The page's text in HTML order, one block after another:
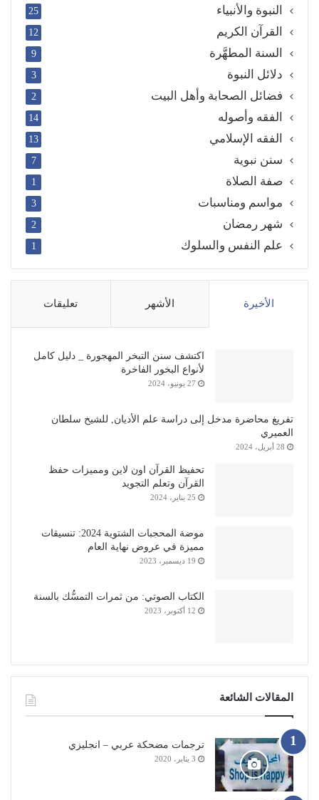
النبوة والأنبياء 25
القرآن الكريم 12
السنة المطهَّرة 9
دلائل النبوة 3
فضائل الصحابة وأهل البيت 2
الفقه وأصوله 14
الفقه الإسلامي 13
سنن نبوية 7
صفة الصلاة 1
مواسم ومناسبات 3
شهر رمضان 2
علم النفس والسلوك 1
الأخيرة الأشهر تعليقات
اكتشف سنن التبخر المهجورة _ دليل كامل
لأنواع البخور الفاخرة
27 يونيو، 2024
تفريغ محاضرة مدخل إلى دراسة علم الأديان, للشيخ سلطان
العميري
28 أبريل، 2024
تحفيظ القرآن اون لاين ومميزات حفظ
القرآن وتعلم التجويد
25 يناير، 2024
موضة المحجبات الشتوية 2024: تنسيقات
مميزة في عروض نهاية العام
19 ديسمبر، 2023
الكتاب الصوتي: من ثمرات التمسُّك بالسنة
12 أكتوبر، 2023
المقالات الشائعة
ترجمات مضحكة عربي – انجليزي
3 يناير، 2020